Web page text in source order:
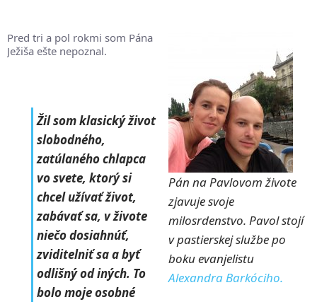
Pán na Pavlovom živote
zjavuje svoje
milosrdenstvo. Pavol stojí
v pastierskej službe po
boku evanjelistu
Alexandra Barkóciho.
Pred tri a pol rokmi som Pána
Ježiša ešte nepoznal.
Žil som klasický život
slobodného,
zatúlaného chlapca
vo svete, ktorý si
chcel užívať život,
zabávať sa, v živote
niečo dosiahnúť,
zviditelniť sa a byť
odlišný od iných. To
bolo moje osobné